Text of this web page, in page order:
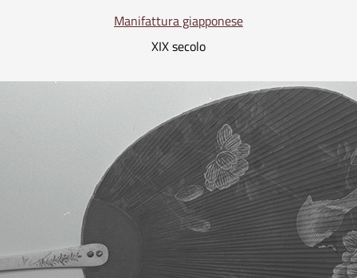
Manifattura giapponese
XIX secolo